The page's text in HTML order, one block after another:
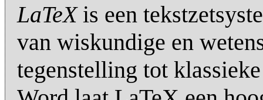
LaTeXis een
van wiskundige en
tegenstelling tot